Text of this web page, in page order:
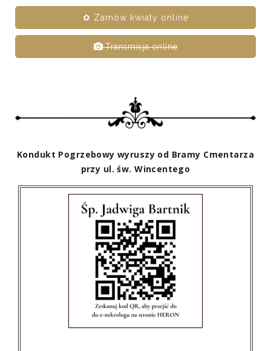
✿ Zamów kwiaty online
Transmisja online
Kondukt Pogrzebowy wyruszy od Bramy Cmentarza
przy ul. św. Wincentego